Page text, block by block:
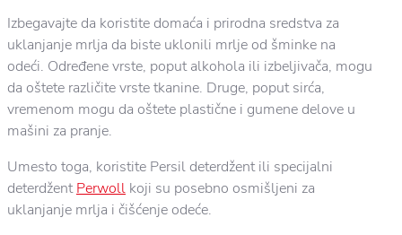
Izbegavajte da koristite domaća i prirodna sredstva za
uklanjanje mrlja da biste uklonili mrlje od šminke na
odeći. Određene vrste, poput alkohola ili izbeljivača, mogu
da oštete različite vrste tkanine. Druge, poput sirća,
vremenom mogu da oštete plastične i gumene delove u
mašini za pranje.
Umesto toga, koristite Persil deterdžent ili specijalni
deterdžentPerwoll koji su posebno osmišljeni za
uklanjanje mrlja i čišćenje odeće.